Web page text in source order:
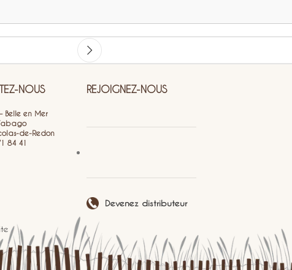
NOUS
Belle en Mer
de-Redon
84 41
REJOIGNEZ-NOUS
Devenez distributeur